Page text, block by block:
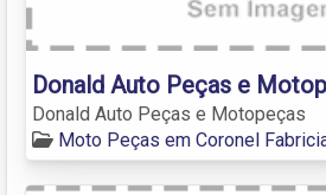
Donald Auto Peças e
Donald Auto Peças e Motopeças
Moto Peças em Coronel